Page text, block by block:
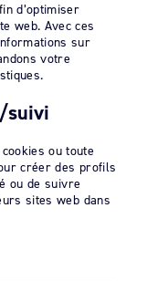
d’optimiser
web. Avec ces
sur
votre
suivi
ou toute
créer des profils
ou de suivre
sites web dans